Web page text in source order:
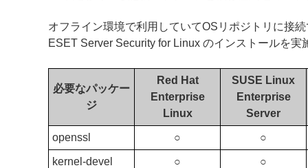
オフライン環境で利用していてOSリポジトリに接
ESET Server Security for Linux のインストールを実
必要なパッケー
ジ
Red Hat
Enterprise
Linux
SUSE Linux
Enterprise
Server
openssl ○ ○
kernel-devel ○ ○